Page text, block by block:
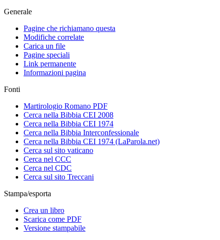
Generale
Pagine che richiamano questa
Modifiche correlate
Carica un file
Pagine speciali
Link permanente
Informazioni pagina
Fonti
Martirologio Romano PDF
Cerca nella Bibbia CEI 2008
Cerca nella Bibbia CEI 1974
Cerca nella Bibbia Interconfessionale
Cerca nella Bibbia CEI 1974 (LaParola.net)
Cerca sul sito vaticano
Cerca nel CCC
Cerca nel CDC
Cerca sul sito Treccani
Stampa/esporta
Crea un libro
Scarica come PDF
Versione stampabile